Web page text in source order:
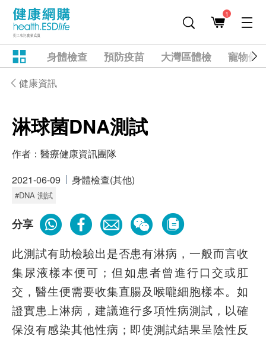
1
身體檢查 預防疫苗 大灣區體檢 寵物健
健康資訊
淋球菌DNA測試
作者： 醫療健康資訊團隊
2021-06-09
身體檢查(其他)
#DNA 測試
分享
此測試有助檢驗出是否患有淋病，一般而言收
集尿液樣本便可；但如患者曾進行口交或肛
交，醫生便需要收集直腸及喉嚨細胞樣本。如
證實患上淋病，建議進行多項性病測試，以確
保沒有感染其他性病；即使測試結果呈陰性反